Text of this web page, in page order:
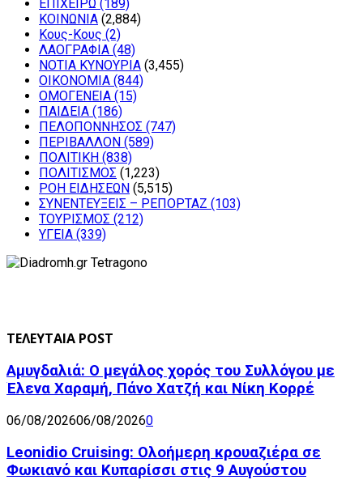
ΕΠΙΧΕΙΡΩ (189)
ΚΟΙΝΩΝΙΑ (2,884)
Κους-Κους (2)
ΛΑΟΓΡΑΦΙΑ (48)
ΝΟΤΙΑ ΚΥΝΟΥΡΙΑ (3,455)
ΟΙΚΟΝΟΜΙΑ (844)
ΟΜΟΓΕΝΕΙΑ (15)
ΠΑΙΔΕΙΑ (186)
ΠΕΛΟΠΟΝΝΗΣΟΣ (747)
ΠΕΡΙΒΑΛΛΟΝ (589)
ΠΟΛΙΤΙΚΗ (838)
ΠΟΛΙΤΙΣΜΟΣ (1,223)
ΡΟΗ ΕΙΔΗΣΕΩΝ (5,515)
ΣΥΝΕΝΤΕΥΞΕΙΣ – ΡΕΠΟΡΤΑΖ (103)
ΤΟΥΡΙΣΜΟΣ (212)
ΥΓΕΙΑ (339)
ΤΕΛΕΥΤΑΙΑ POST
Αμυγδαλιά: Ο μεγάλος χορός του Συλλόγου με
Έλενα Χαραμή, Πάνο Χατζή και Νίκη Κορρέ
06/08/202606/08/20260
Leonidio Cruising: Ολοήμερη κρουαζιέρα σε
Φωκιανό και Κυπαρίσσι στις 9 Αυγούστου